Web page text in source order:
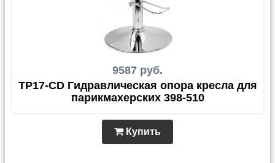
9587 руб.
TР17-CD Гидравлическая опора кресла для
парикмахерских 398-510
Купить